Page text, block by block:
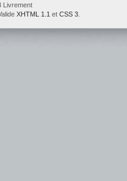
Livrement
XHTML 1.1 et CSS 3